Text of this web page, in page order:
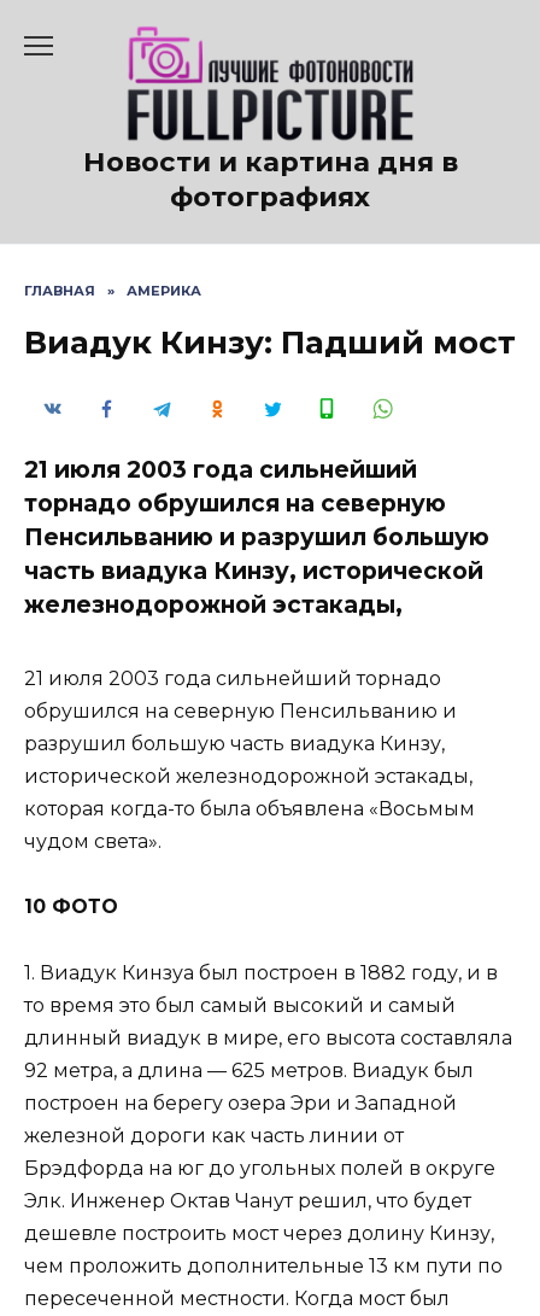
содержанию
Новости и картина дня в
фотографиях
ГЛАВНАЯ » АМЕРИКА
Виадук Кинзу: Падший мост
21 июля 2003 года сильнейший
торнадо обрушился на северную
Пенсильванию и разрушил большую
часть виадука Кинзу, исторической
железнодорожной эстакады,
21 июля 2003 года сильнейший торнадо
обрушился на северную Пенсильванию и
разрушил большую часть виадука Кинзу,
исторической железнодорожной эстакады,
которая когда-то была объявлена ​​«Восьмым
чудом света».
10 ФОТО
1. Виадук Кинзуа был построен в 1882 году, и в
то время это был самый высокий и самый
длинный виадук в мире, его высота составляла
92 метра, а длина — 625 метров. Виадук был
построен на берегу озера Эри и Западной
железной дороги как часть линии от
Брэдфорда на юг до угольных полей в округе
Элк. Инженер Октав Чанут решил, что будет
дешевле построить мост через долину Кинзу,
чем проложить дополнительные 13 км пути по
пересеченной местности. Когда мост был